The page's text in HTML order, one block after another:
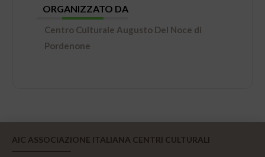
ORGANIZZATO DA
Centro Culturale Augusto Del Noce di
Pordenone
AIC ASSOCIAZIONE ITALIANA CENTRI CULTURALI